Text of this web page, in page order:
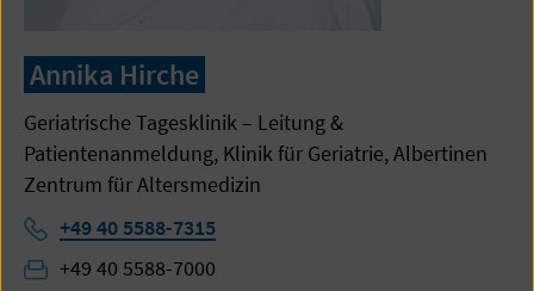
Annika Hirche
Geriatrische Tagesklinik – Leitung &
Patientenanmeldung, Klinik für Geriatrie, Albertinen
Zentrum für Altersmedizin
Telefon:
+49 40 5588-7315
Fax:
+49 40 5588-7000